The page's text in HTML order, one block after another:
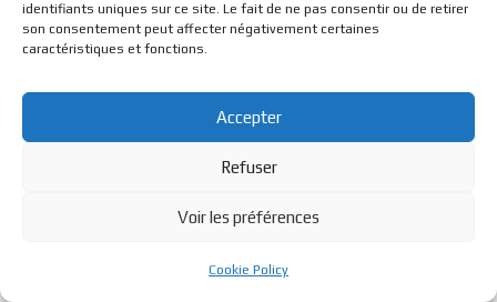
identifiants uniques sur ce site. Le fait de ne pas consentir ou de retirer
son consentement peut affecter négativement certaines
caractéristiques et fonctions.
Accepter
Refuser
Voir les préférences
Cookie Policy
Claude - 2023 - Tous droits réservés